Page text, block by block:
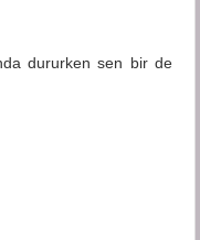
dururken sen bir de